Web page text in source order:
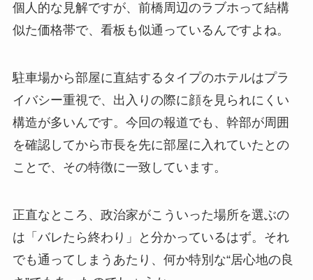
個人的な見解ですが、前橋周辺のラブホって結構
似た価格帯で、看板も似通っているんですよね。
駐車場から部屋に直結するタイプのホテルはプラ
イバシー重視で、出入りの際に顔を見られにくい
構造が多いんです。今回の報道でも、幹部が周囲
を確認してから市長を先に部屋に入れていたとの
ことで、その特徴に一致しています。
正直なところ、政治家がこういった場所を選ぶの
は「バレたら終わり」と分かっているはず。それ
でも通ってしまうあたり、何か特別な“居心地の良